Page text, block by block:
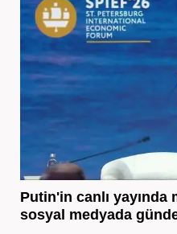
Putin'in canlı
sosyal medyada